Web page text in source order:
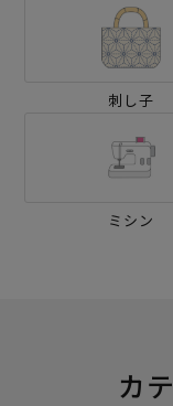
刺し子
ミシン
カ